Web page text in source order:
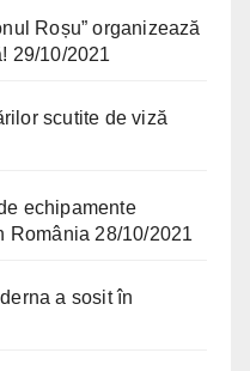
Roșu” organizează
29/10/2021
scutite de viză
echipamente
România 28/10/2021
a sosit în